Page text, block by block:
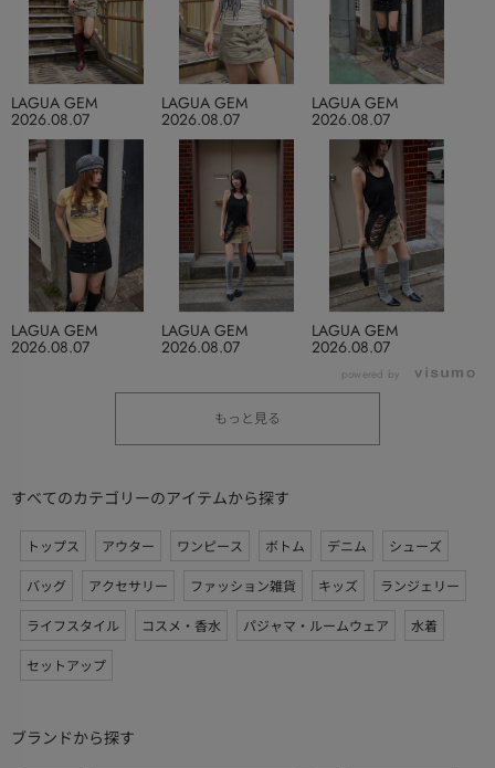
2026.08.07
LAGUA GEM
2026.08.07
LAGUA GEM
2026.08.07
LAGUA GEM
2026.08.07
LAGUA GEM
2026.08.07
LAGUA GEM
2026.08.07
LAGUA GEM
powered by
もっと見る
すべてのカテゴリーのアイテムから探す
トップス アウター ワンピース ボトム デニム
シューズ
バッグ
アクセサリー ファッション雑貨 キッズ
ランジェリー
ライフスタイル
コスメ・香水 パジャマ・ルームウェア
水着
セットアップ
ブランドから探す